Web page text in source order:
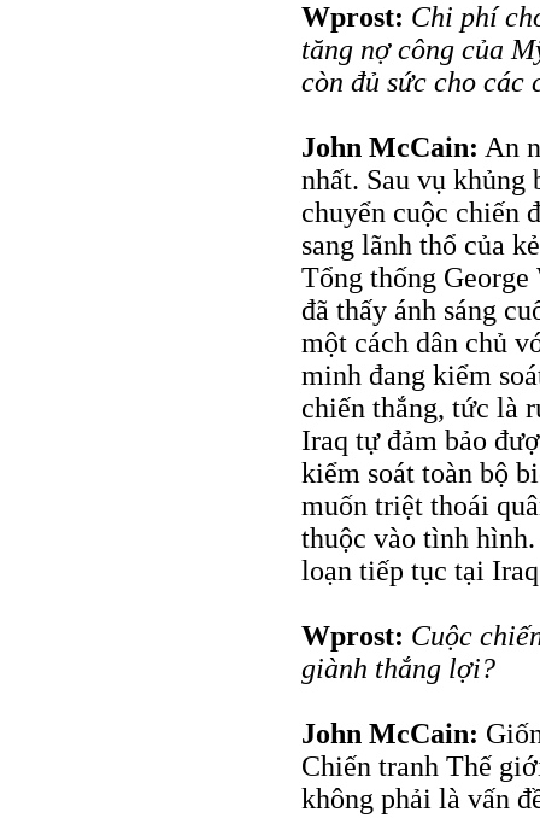
Wprost: Chi phí
tăng nợ công của
còn đủ sức cho các
John McCain: An
nhất. Sau vụ khủng
chuyển cuộc chiến
sang lãnh thổ của
Tổng thống
đã thấy ánh sáng
một cách dân chủ
minh đang kiểm
chiến thắng, tức là
Iraq tự đảm bảo
kiểm soát toàn bộ
muốn triệt thoái
thuộc vào tình
loạn tiếp tục tại
Wprost: Cuộc
giành thắng lợi?
John McCain:
Chiến tranh Thế
không phải là vấn